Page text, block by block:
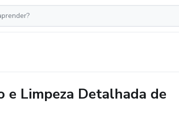
e Limpeza Detalhada de